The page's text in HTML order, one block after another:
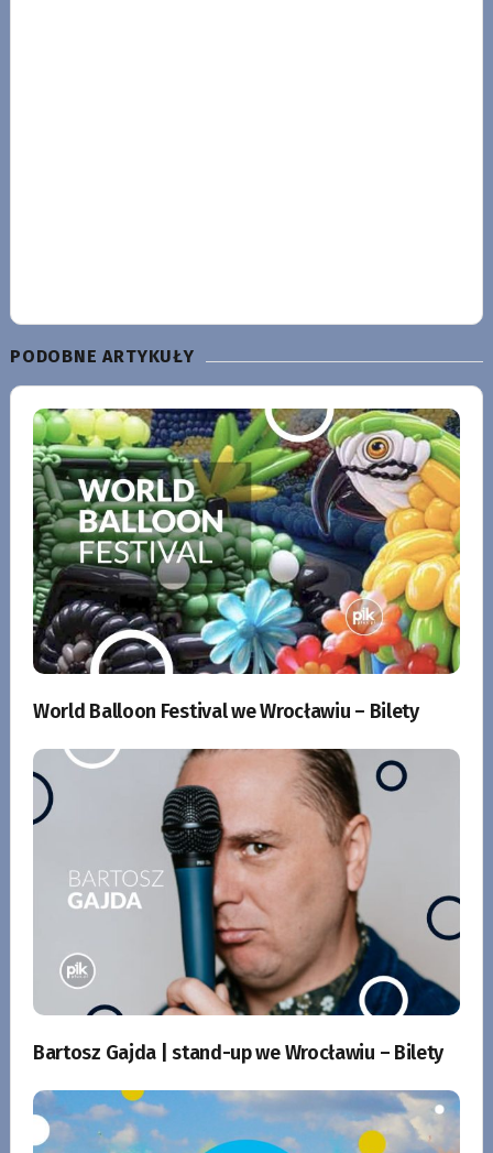
PODOBNE ARTYKUŁY
World Balloon Festival we Wrocławiu – Bilety
Bartosz Gajda | stand-up we Wrocławiu – Bilety